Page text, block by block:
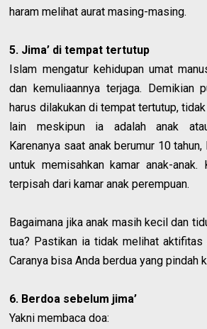
haram melihat aurat masing-masing.
5. Jima’ di tempat tertutup
Islam mengatur kehidupan umat
dan kemuliaannya terjaga. Demikian
harus dilakukan di tempat tertutup,
lain meskipun ia adalah anak
Karenanya saat anak berumur 10
untuk memisahkan kamar anak-anak.
terpisah dari kamar anak perempuan.
Bagaimana jika anak masih kecil dan
tua? Pastikan ia tidak melihat
Caranya bisa Anda berdua yang pindah
6. Berdoa sebelum jima’
Yakni membaca doa: